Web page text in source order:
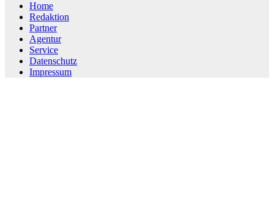
Home
Redaktion
Partner
Agentur
Service
Datenschutz
Impressum